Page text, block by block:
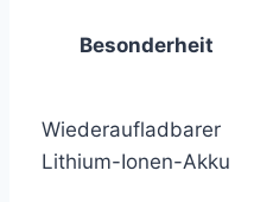
Besonderheit
Wiederaufladbarer
Lithium-Ionen-Akku